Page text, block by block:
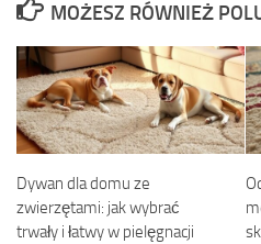
MOŻESZ RÓWNIEŻ
Dywan dla domu ze
zwierzętami: jak wybrać
trwały i łatwy w pielęgnacji